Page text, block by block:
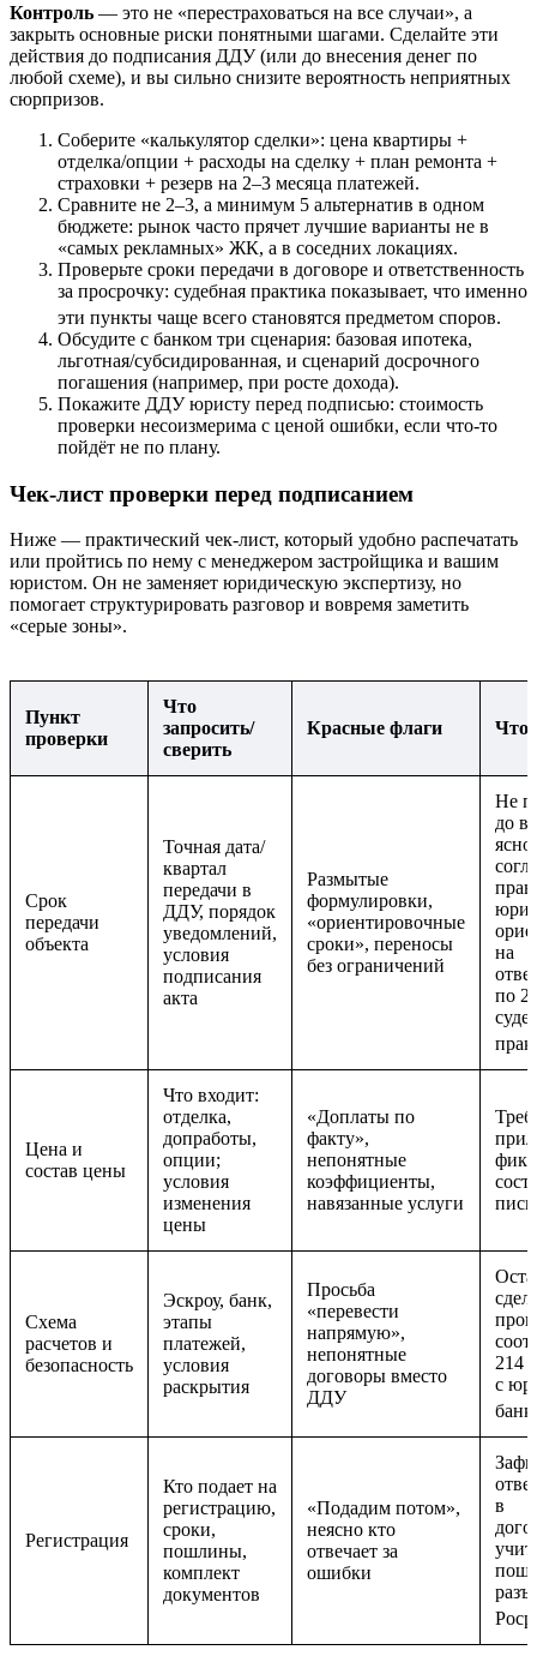
Контроль — это не «перестраховаться на все случаи», а
закрыть основные риски понятными шагами. Сделайте эти
действия до подписания ДДУ (или до внесения денег по
любой схеме), и вы сильно снизите вероятность неприятных
сюрпризов.
Соберите «калькулятор сделки»: цена квартиры +
отделка/опции + расходы на сделку + план ремонта +
страховки + резерв на 2–3 месяца платежей.
Сравните не 2–3, а минимум 5 альтернатив в одном
бюджете: рынок часто прячет лучшие варианты не в
«самых рекламных» ЖК, а в соседних локациях.
Проверьте сроки передачи в договоре и ответственность
за просрочку: судебная практика показывает, что именно
эти пункты чаще всего становятся предметом споров.
Обсудите с банком три сценария: базовая ипотека,
льготная/субсидированная, и сценарий досрочного
погашения (например, при росте дохода).
Покажите ДДУ юристу перед подписью: стоимость
проверки несоизмерима с ценой ошибки, если что-то
пойдёт не по плану.
Чек-лист проверки перед подписанием
Ниже — практический чек-лист, который удобно распечатать
или пройтись по нему с менеджером застройщика и вашим
юристом. Он не заменяет юридическую экспертизу, но
помогает структурировать разговор и вовремя заметить
«серые зоны».
Пункт
проверки
Что
запросить/
сверить
Красные флаги Что
Срок
передачи
объекта
Точная дата/
квартал
передачи в
ДДУ, порядок
уведомлений,
условия
подписания
акта
Размытые
формулировки,
«ориентировочные
сроки», переносы
без ограничений
Не
до
на
по
Цена и
состав цены
Что входит:
отделка,
допработы,
опции;
условия
изменения
цены
«Доплаты по
факту»,
непонятные
коэффициенты,
навязанные услуги
Схема
расчетов и
безопасность
Эскроу, банк,
этапы
платежей,
условия
раскрытия
Просьба
«перевести
напрямую»,
непонятные
договоры вместо
ДДУ
214
с
Регистрация
Кто подает на
регистрацию,
сроки,
пошлины,
комплект
документов
«Подадим потом»,
неясно кто
отвечает за
ошибки
в